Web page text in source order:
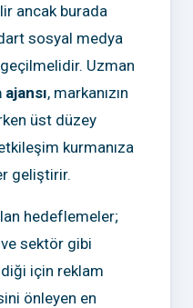
ancak burada
sosyal medya
geçilmelidir. Uzman
, markanızın
üst düzey
kurmanıza
geliştirir.
hedeflemeler;
sektör gibi
için reklam
önleyen en